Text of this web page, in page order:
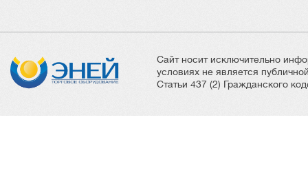
Сайт носит исключительно
условиях не является
Статьи 437 (2) Гражданского